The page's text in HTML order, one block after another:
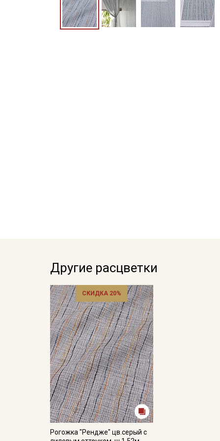
Другие расцветки
СКИДКА 20%
Рогожка "Рендже" цв.серый с